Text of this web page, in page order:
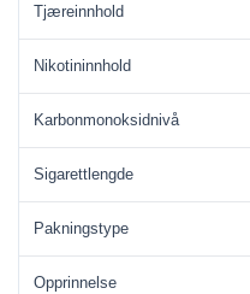
Tjæreinnhold
Nikotininnhold
Karbonmonoksidnivå
Sigarettlengde
Pakningstype
Opprinnelse